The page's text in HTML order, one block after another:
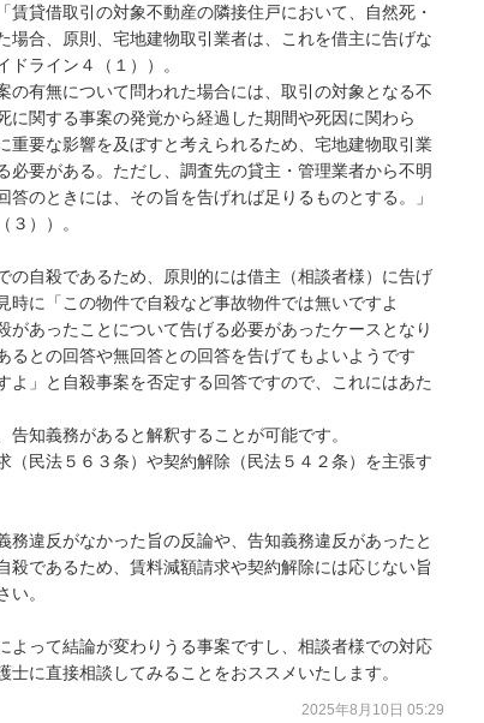
賃貸借取引の対象不動産の隣接住戸において、自然死・
場合、原則、宅地建物取引業者は、これを借主に告げな
ドライン４（１））。
の有無について問われた場合には、取引の対象となる不
に関する事案の発覚から経過した期間や死因に関わら
重要な影響を及ぼすと考えられるため、宅地建物取引業
必要がある。ただし、調査先の貸主・管理業者から不明
のときには、その旨を告げれば足りるものとする。」
３））。
の自殺であるため、原則的には借主（相談者様）に告げ
時に「この物件で自殺など事故物件では無いですよ
があったことについて告げる必要があったケースとなり
るとの回答や無回答との回答を告げてもよいようです
よ」と自殺事案を否定する回答ですので、これにはあた
知義務があると解釈することが可能です。
（民法５６３条）や契約解除（民法５４２条）を主張す
務違反がなかった旨の反論や、告知義務違反があったと
殺であるため、賃料減額請求や契約解除には応じない旨
。
よって結論が変わりうる事案ですし、相談者様での対応
に直接相談してみることをおススメいたします。
2025年8月10日 05:29